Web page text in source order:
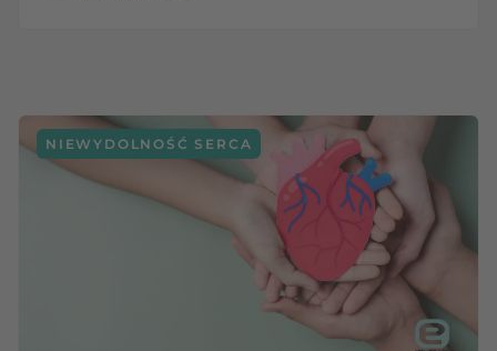
NIEWYDOLNOŚĆ SERCA